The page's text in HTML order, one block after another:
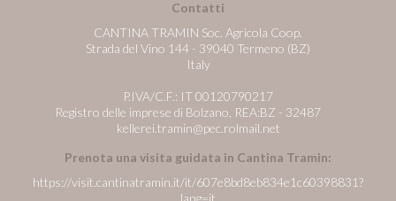
Contatti
CANTINA TRAMIN Soc. Agricola Coop.
Strada del Vino 144 - 39040 Termeno (BZ)
Italy
P.IVA/C.F.: IT 00120790217
Registro delle imprese di Bolzano, REA:BZ - 32487
kellerei.tramin@pec.rolmail.net
Prenota una visita guidata in Cantina Tramin:
https://visit.cantinatramin.it/it/607e8bd8eb834e1c60398831?
lang=it